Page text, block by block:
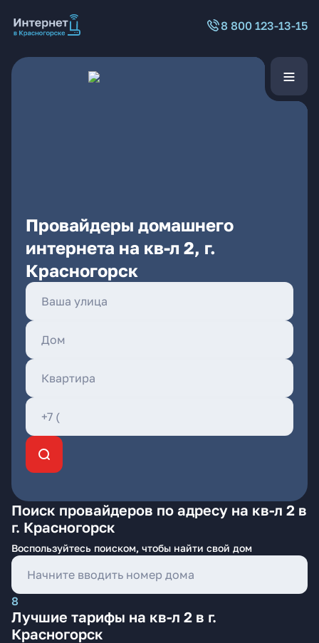
8 800 123-13-15
Провайдеры домашнего
интернета на кв-л 2, г.
Красногорск
Поиск провайдеров по адресу на кв-л 2 в
г. Красногорск
Воспользуйтесь поиском, чтобы найти свой дом
8
Лучшие тарифы на кв-л 2 в г.
Красногорск